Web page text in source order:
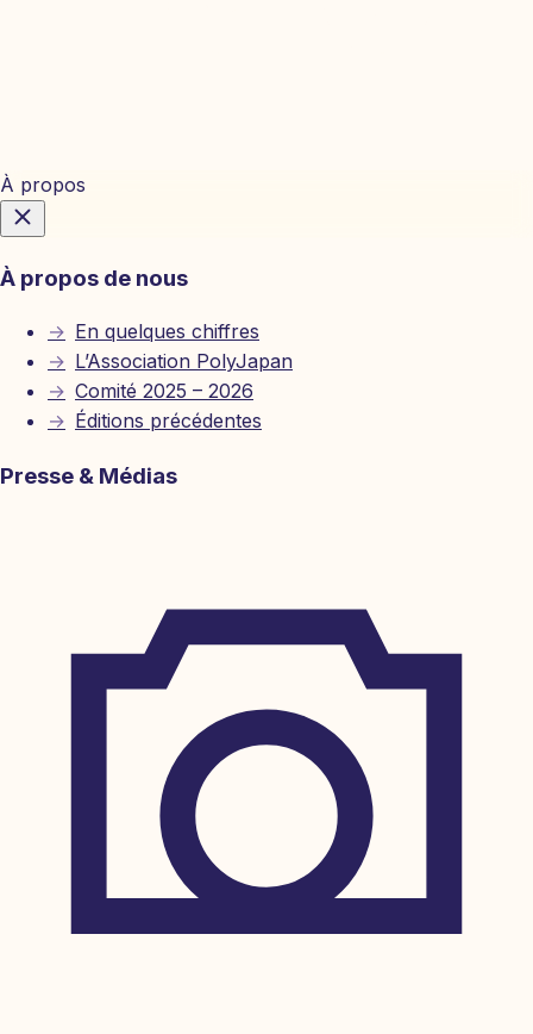
À propos
À propos de nous
→ En quelques chiffres
→ L’Association PolyJapan
→ Comité 2025 – 2026
→ Éditions précédentes
Presse & Médias